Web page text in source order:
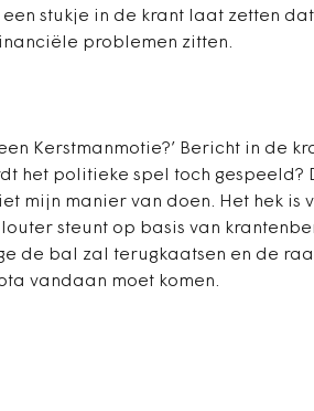
stukje in de krant laat zetten
problemen zitten.
Kerstmanmotie?’ Bericht in de
het politieke spel toch gespeeld?
mijn manier van doen. Het hek is
steunt op basis van
de bal zal terugkaatsen en de
vandaan moet komen.